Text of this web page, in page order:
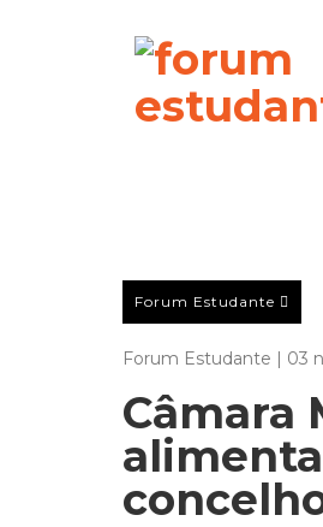
Forum Estudante
Forum Estudante | 03
Câmara